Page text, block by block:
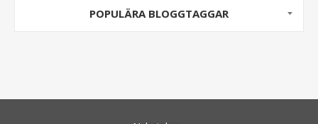
POPULÄRA BLOGGTAGGAR